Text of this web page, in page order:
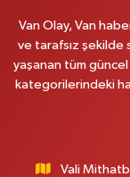
Afşar Eczanesi
Kazım Karabekir
Gürpınar
Van Olay, Van
ve tarafsız şekilde
yaşanan tüm
kategorilerindeki
Vali